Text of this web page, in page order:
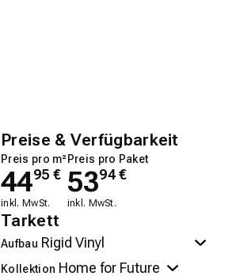
Preise & Verfügbarkeit
Preis pro m²
4495 €
inkl. MwSt.
Preis pro Paket
5394€
inkl. MwSt.
Tarkett
Aufbau
Kollektion